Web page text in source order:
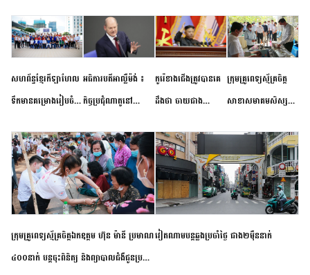
សហព័ន្ធខ្មែរកីឡាហែល
ទឹកមានគម្រោងរៀបចំ
កម្រិតបឋម ដល់ឧត្តម
សិក្សានាពេលខាងមុខ
អធិការបតីអាល្លឺម៉ង់ ៖
កិច្ចប្រជុំណាតូនៅ
ខាងមុខនឹងបញ្ជូនសញ្ញា
នៃភាពស្អិតរមួត និង
ការប្តេជ្ញាចិត្ត
កូរ៉េខាងជើងត្រូវបានគេ
ដឹងថា ចាយជាង
អភិវឌ្ឍន៍នុយក្លេអ៊ែរ
ក្រុមគ្រូពេទ្យស្ម័គ្រចិត្ត
សាខាសមាគមសិស្ស
ខេត្តកំពង់ចាម ចុះពិនិត្យ
ពិគ្រោះជំងឺទូទៅ និងផ្តល់
ថ្នាំពេទ្យជូនប្រជាពលរដ្ឋ
រស់នៅសង្កាត់បឹងកុក
ក្រុមគ្រូពេទ្យស្ម័គ្រចិត្តឯកឧត្តម ហ៊ុន ម៉ានី ប្រមាណ
៤០០នាក់ បន្តចុះពិនិត្យ និងព្យាបាលជំងឺជូនប្រជា
វៀតណាម​បន្ត​ឆ្លង​ប្រចាំថ្ងៃ​ ​ជាង​២​ម៉ឺន​នាក់​